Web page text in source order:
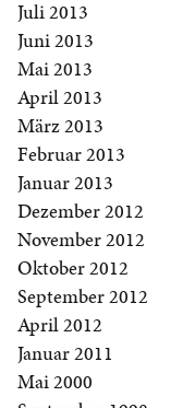
Juli 2013
Juni 2013
Mai 2013
April 2013
März 2013
Februar 2013
Januar 2013
Dezember 2012
November 2012
Oktober 2012
September 2012
April 2012
Januar 2011
Mai 2000